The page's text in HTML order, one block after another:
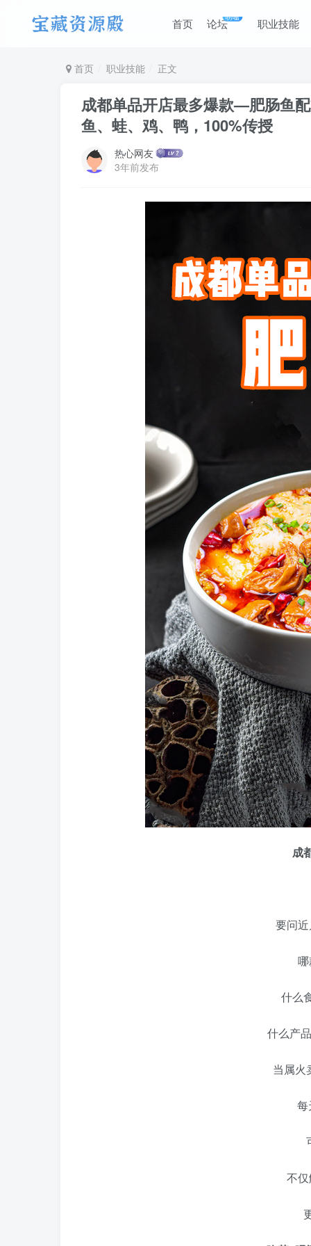
首页 论坛唠嗑 职业技能
首页 职业技能 正文
成都单品开店最多爆款—肥肠鱼
鱼、蛙、鸡、鸭，100%传授
热心网友
3年前发布
成
要问
什么
什么产
当属火
不